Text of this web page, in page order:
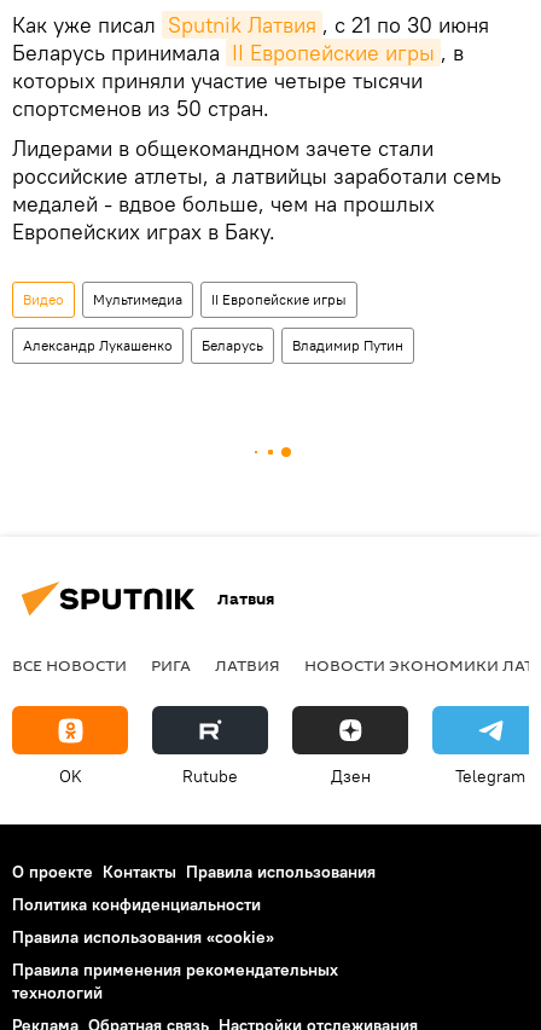
Как уже писал Sputnik Латвия , с 21 по 30 июня
Беларусь принимала II Европейские игры , в
которых приняли участие четыре тысячи
спортсменов из 50 стран.
Лидерами в общекомандном зачете стали
российские атлеты, а латвийцы заработали семь
медалей - вдвое больше, чем на прошлых
Европейских играх в Баку.
Видео Мультимедиа II Европейские игры
Александр Лукашенко Беларусь Владимир Путин
Латвия
ВСЕ НОВОСТИ РИГА ЛАТВИЯ НОВОСТИ ЭКОНОМИКИ
OK Rutube Дзен Telegram
О проекте Контакты Правила использования
Политика конфиденциальности
Правила использования «cookie»
Правила применения рекомендательных
технологий
Реклама Обратная связь Настройки отслеживания